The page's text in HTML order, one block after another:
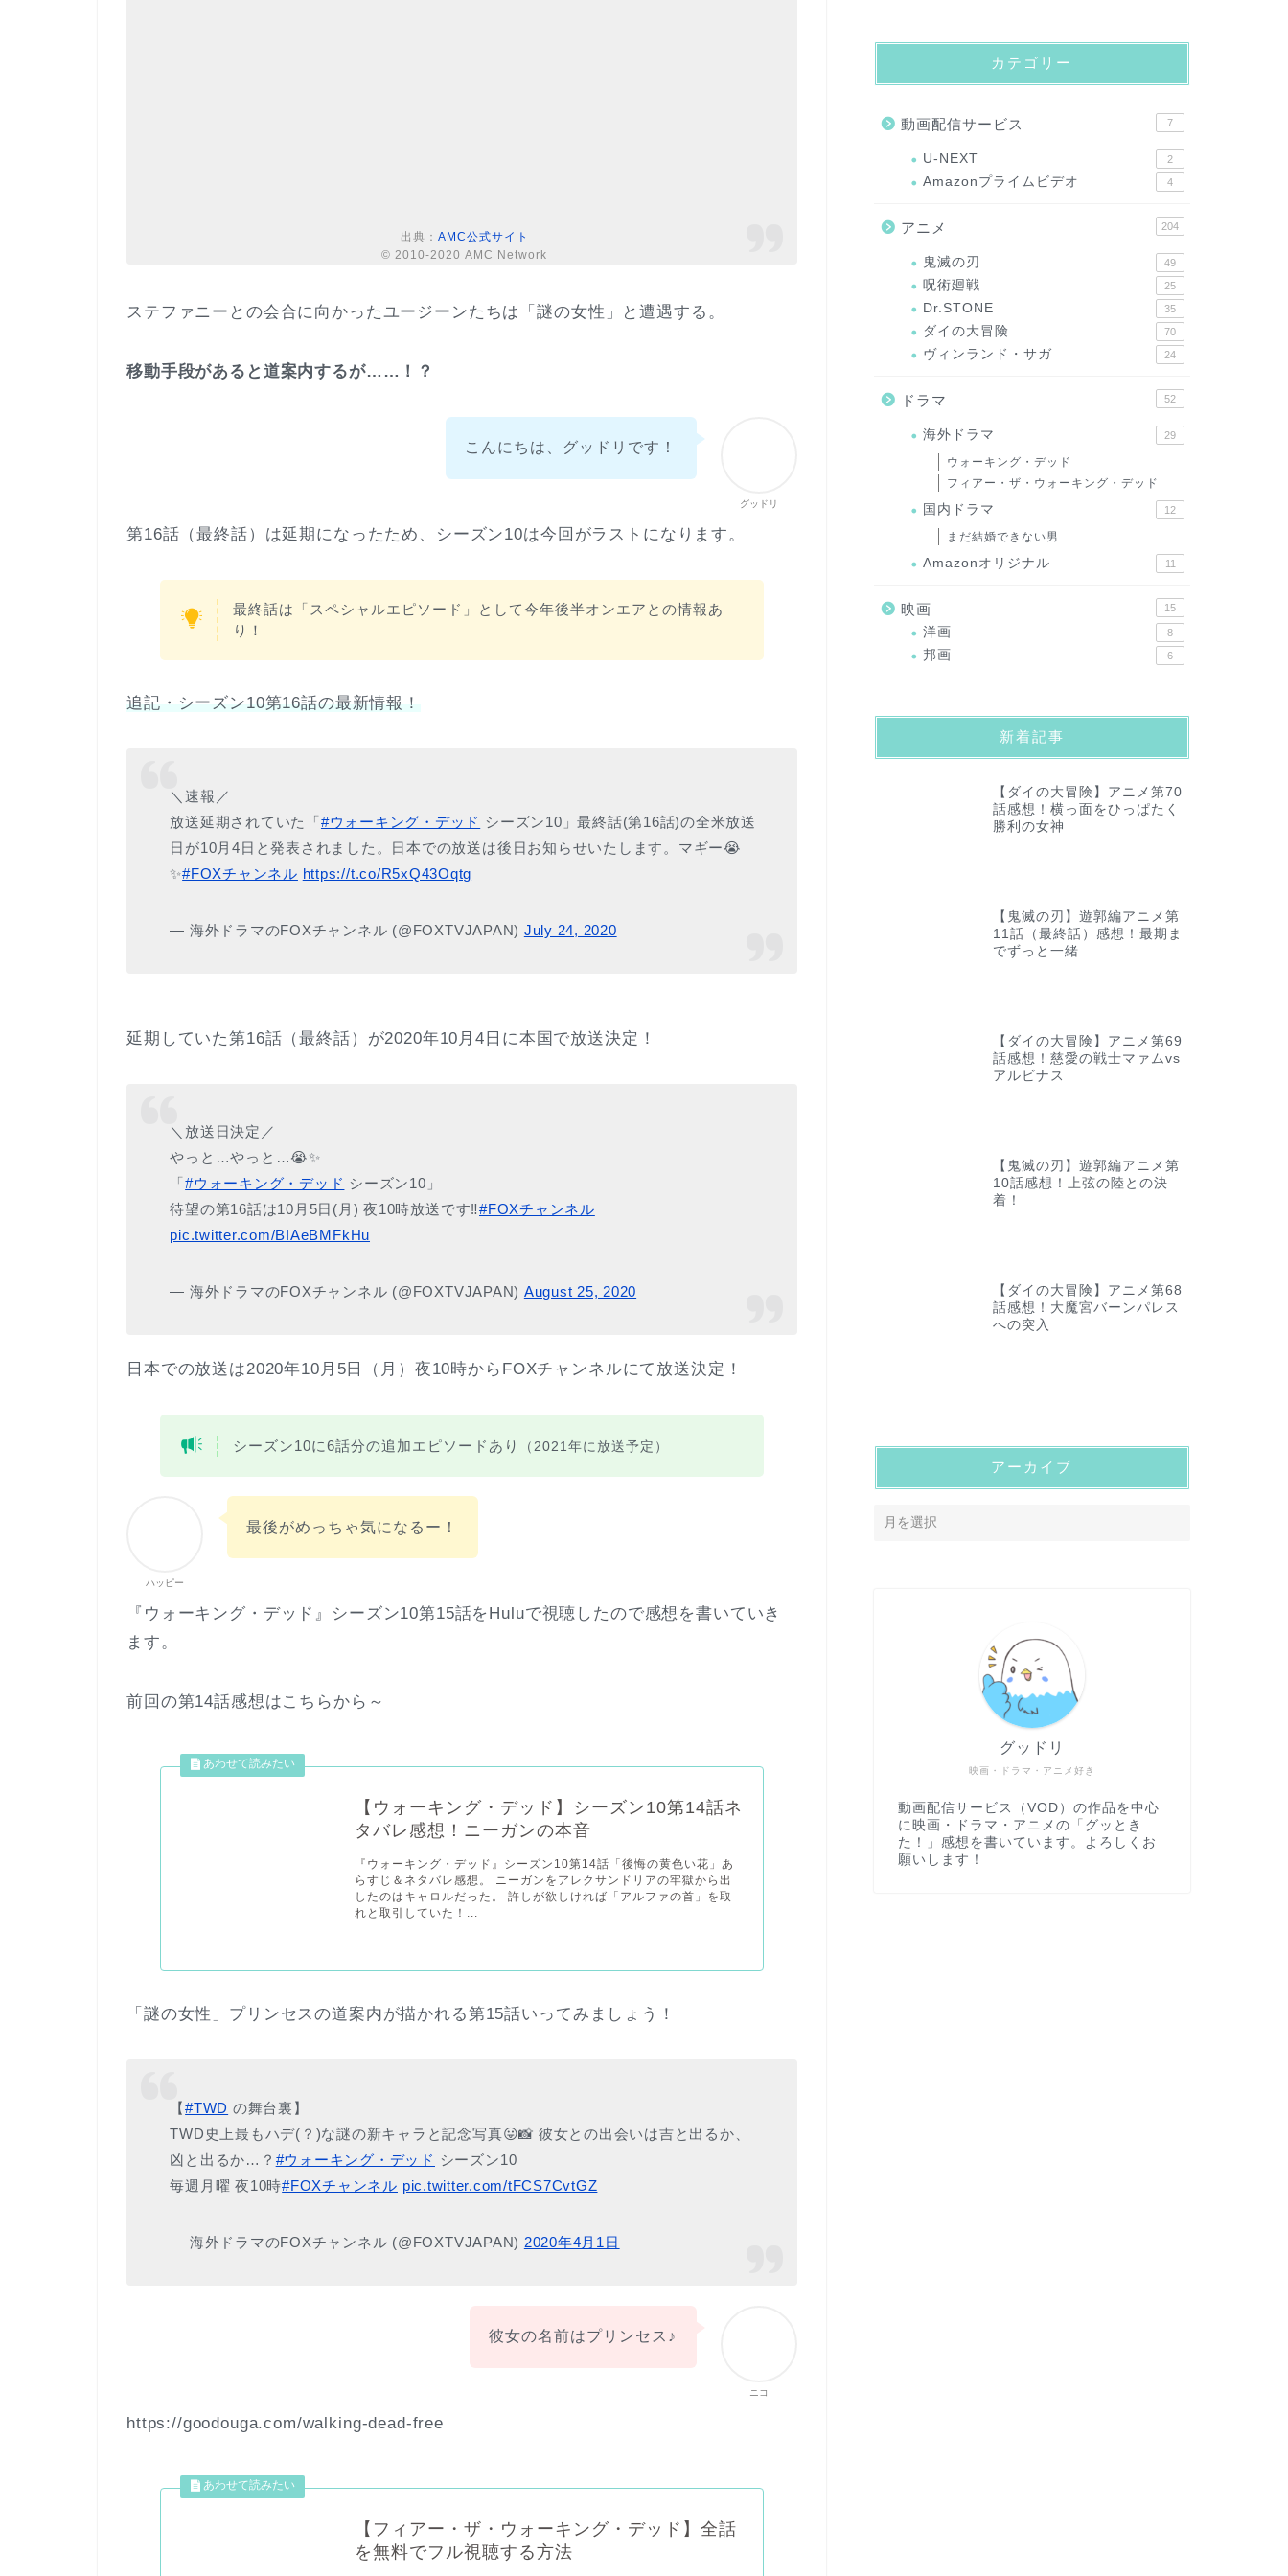
出典： AMC公式サイト
© 2010-2020 AMC Network
ステファニーとの会合に向かったユージーンたちは「謎の女性」と遭遇する。
移動手段があると道案内するが……！？
グッドリ
こんにちは、グッドリです！
第16話（最終話）は延期になったため、シーズン10は今回がラストになります。
最終話は「スペシャルエピソード」として今年後半オンエアとの情報あ
り！
追記・シーズン10第16話の最新情報！
＼速報／
放送延期されていた「#ウォーキング・デッド シーズン10」最終話(第16話)の全米放送
日が10月4日と発表されました。日本での放送は後日お知らせいたします。マギー😭
✨#FOXチャンネル https://t.co/R5xQ43Oqtg
— 海外ドラマのFOXチャンネル (@FOXTVJAPAN) July 24, 2020
延期していた第16話（最終話）が2020年10月4日に本国で放送決定！
＼放送日決定／
やっと…やっと…😭✨
「#ウォーキング・デッド シーズン10」
待望の第16話は10月5日(月) 夜10時放送です‼️#FOXチャンネル
pic.twitter.com/BIAeBMFkHu
— 海外ドラマのFOXチャンネル (@FOXTVJAPAN) August 25, 2020
日本での放送は2020年10月5日（月）夜10時からFOXチャンネルにて放送決定！
シーズン10に6話分の追加エピソードあり （2021年に放送予定）
ハッピー
最後がめっちゃ気になるー！
『ウォーキング・デッド』シーズン10第15話をHuluで視聴したので感想を書いていき
ます。
前回の第14話感想はこちらから～
【ウォーキング・デッド】シーズン10第14話ネ
タバレ感想！ニーガンの本音
『ウォーキング・デッド』シーズン10第14話「後悔の黄色い花」あ
らすじ＆ネタバレ感想。 ニーガンをアレクサンドリアの牢獄から出
したのはキャロルだった。 許しが欲しければ「アルファの首」を取
れと取引していた！...
「謎の女性」プリンセスの道案内が描かれる第15話いってみましょう！
【#TWD の舞台裏】
TWD史上最もハデ(？)な謎の新キャラと記念写真😛📸 彼女との出会いは吉と出るか、
凶と出るか…？ #ウォーキング・デッド シーズン10
毎週月曜 夜10時#FOXチャンネル pic.twitter.com/tFCS7CvtGZ
— 海外ドラマのFOXチャンネル (@FOXTVJAPAN) 2020年4月1日
ニコ
彼女の名前はプリンセス♪
https://goodouga.com/walking-dead-free
【フィアー・ザ・ウォーキング・デッド】全話
を無料でフル視聴する方法
カテゴリー
動画配信サービス 7
U-NEXT 2
Amazonプライムビデオ 4
アニメ 204
鬼滅の刃 49
呪術廻戦 25
Dr.STONE 35
ダイの大冒険 70
ヴィンランド・サガ 24
ドラマ 52
海外ドラマ 29
ウォーキング・デッド
フィアー・ザ・ウォーキング・デッド
国内ドラマ 12
まだ結婚できない男
Amazonオリジナル 11
映画 15
洋画 8
邦画 6
新着記事
【ダイの大冒険】アニメ第70
話感想！横っ面をひっぱたく
勝利の女神
【鬼滅の刃】遊郭編アニメ第
11話（最終話）感想！最期ま
でずっと一緒
【ダイの大冒険】アニメ第69
話感想！慈愛の戦士マァムvs
アルビナス
【鬼滅の刃】遊郭編アニメ第
10話感想！上弦の陸との決
着！
【ダイの大冒険】アニメ第68
話感想！大魔宮バーンパレス
への突入
アーカイブ
映画・ドラマ・アニメ好き
グッドリ
動画配信サービス（VOD）の作品を中心
に映画・ドラマ・アニメの「グッとき
た！」感想を書いています。よろしくお
願いします！